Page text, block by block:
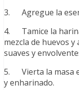
3. Agregue la
4. Tamice la
mezcla de huevos
suaves y
5. Vierta la masa
y enharinado.